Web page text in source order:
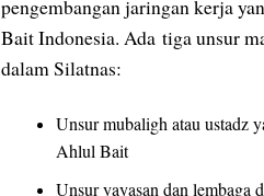
pengembangan jaringan kerja
Bait Indonesia. Ada tiga unsur
dalam Silatnas:
Unsur mubaligh atau ustadz
Ahlul Bait
Unsur yayasan dan